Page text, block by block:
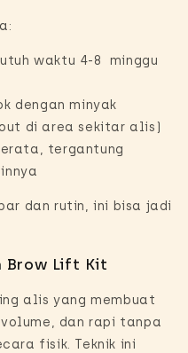
waktu 4-8 minggu
dengan minyak
di area sekitar alis)
tergantung
dan rutin, ini bisa jadi
Brow Lift Kit
alis yang membuat
dan rapi tanpa
fisik. Teknik ini